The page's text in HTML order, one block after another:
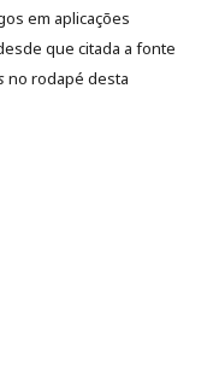
em aplicações
que citada a fonte
no rodapé desta